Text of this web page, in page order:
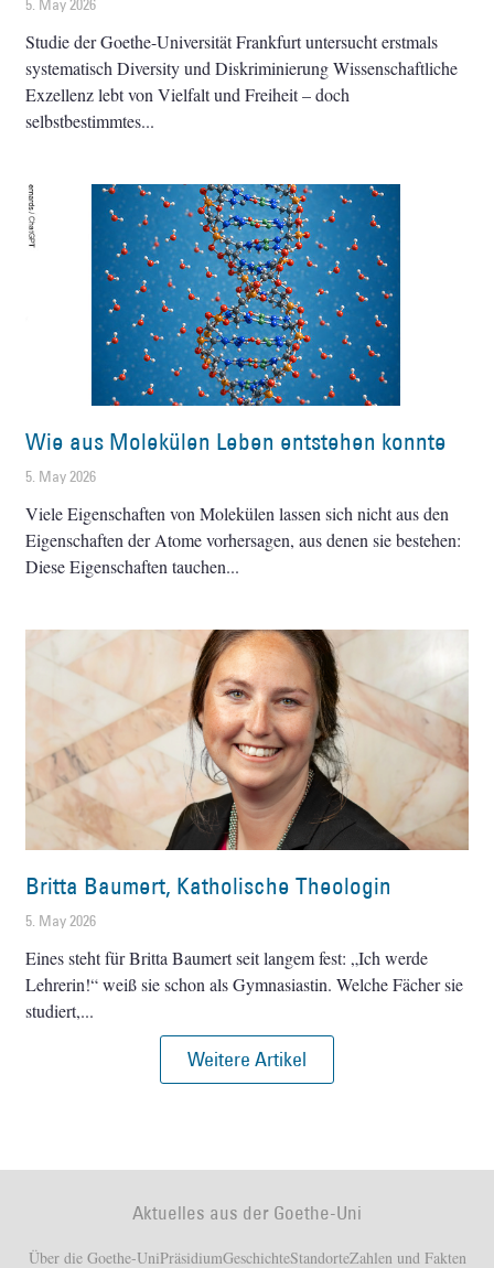
5. May 2026
Studie der Goethe-Universität Frankfurt untersucht erstmals
systematisch Diversity und Diskriminierung Wissenschaftliche
Exzellenz lebt von Vielfalt und Freiheit – doch
selbstbestimmtes
Wie aus Molekülen Leben entstehen konnte
5. May 2026
Viele Eigenschaften von Molekülen lassen sich nicht aus den
Eigenschaften der Atome vorhersagen, aus denen sie bestehen:
Diese Eigenschaften tauchen
Britta Baumert, Katholische Theologin
5. May 2026
Eines steht für Britta Baumert seit langem fest: „Ich werde
Lehrerin!“ weiß sie schon als Gymnasiastin. Welche Fächer sie
studiert,
Weitere Artikel
Aktuelles aus der Goethe-Uni
Über die Goethe-UniPräsidiumGeschichteStandorteZahlen und Fakten